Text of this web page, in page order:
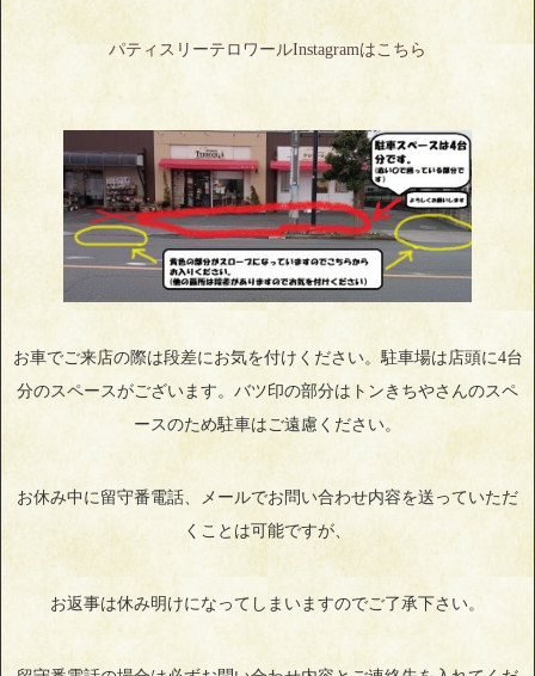
パティスリーテロワールInstagramはこちら
お車でご来店の際は段差にお気を付けください。駐車場は店頭に4台
分のスペースがございます。バツ印の部分はトンきちやさんのスペ
ースのため駐車はご遠慮ください。
お休み中に留守番電話、メールでお問い合わせ内容を送っていただ
くことは可能ですが、
お返事は休み明けになってしまいますのでご了承下さい。